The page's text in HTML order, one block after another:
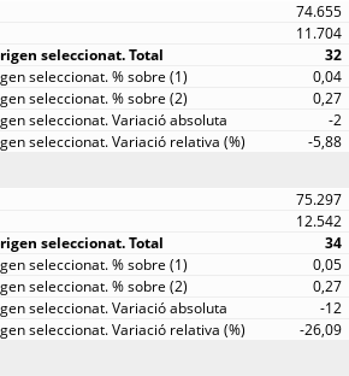
74.655
11.704
32
0,04
0,27
-2
-5,88
75.297
12.542
34
0,05
0,27
-12
-26,09